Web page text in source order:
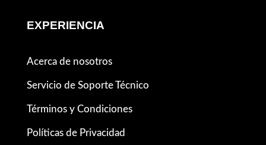
EXPERIENCIA
Acerca de nosotros
Servicio de Soporte Técnico
Términos y Condiciones
Políticas de Privacidad